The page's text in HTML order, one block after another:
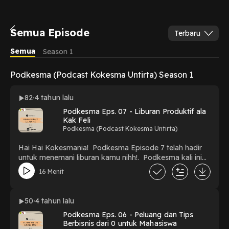
Semua Episode
Terbaru
Semua
Season 1
Podkesma (Podcast Kokesma Untirta) Season 1
82 4 tahun lalu
Podkesma Eps. 07 - Liburan Produktif ala
Kak Feli
Podkesma (Podcast Kokesma Untirta)
Hai Hai Kokesmania! Podkesma Episode 7 telah hadir
untuk menemani liburan kamu nihh!. Podkesma kali ini
kita bakal bahas liburan produktif ala Kak Feli. Apasih
liburan produktif itu? dan gimana sih liburan produktif
bermanfaat banget loh temen temen! Yuk dengerin
sampe selesai biar kamu bisa dapet insightnya dengan
maximal! Narasumber Felisia Oktovia Manurung 🌐🌐🌐
Jangan lupa buat terus ikutin keseruan Kokesma dengan
16 Menit
50 4 tahun lalu
Podkesma Eps. 06 - Peluang dan Tips
Berbisnis dari 0 untuk Mahasiswa